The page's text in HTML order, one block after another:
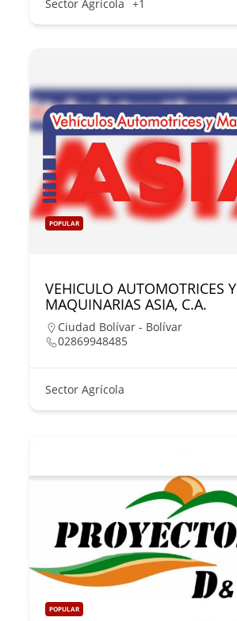
Sector Agrícola +1
POPULAR
VEHICULO AUTOMOTRICES Y
MAQUINARIAS ASIA, C.A.
Ciudad Bolívar - Bolívar
02869948485
Sector Agrícola
POPULAR